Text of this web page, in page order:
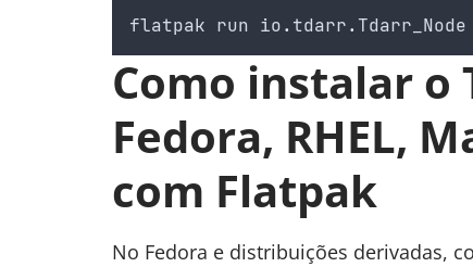
flatpak run io. tdarr. Tdarr_Node
Como instalar o
Fedora, RHEL,
com Flatpak
No Fedora e distribuições derivadas,